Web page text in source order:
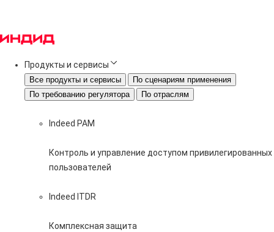
Продукты и сервисы
Все продукты и сервисы
По сценариям применения
По требованию регулятора
По отраслям
Indeed PAM
Контроль и управление доступом привилегированных
пользователей
Indeed ITDR
Комплексная защита